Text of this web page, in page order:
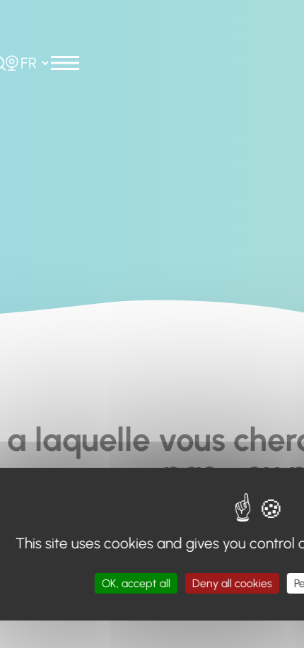
Rechercher
la langue
laquelle vous
pas... ou
à utiliser le moteur de recherche en haut de
Retour à l'accueil
This site uses cookies and gives you
OK, accept all Deny all cookies